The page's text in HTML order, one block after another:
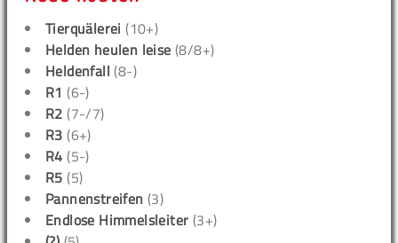
Tierquälerei (10+)
Helden heulen leise (8/8+)
Heldenfall (8-)
R1 (6-)
R2 (7-/7)
R3 (6+)
R4 (5-)
R5 (5)
Pannenstreifen (3)
Endlose Himmelsleiter (3+)